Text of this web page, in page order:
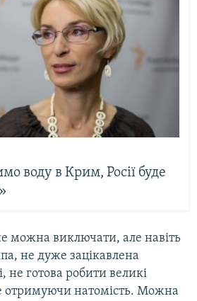
воду в Крим, Росії буде
можна виключати, але навіть
не дуже зацікавлена
не готова робити великі
отримуючи натомість. Можна